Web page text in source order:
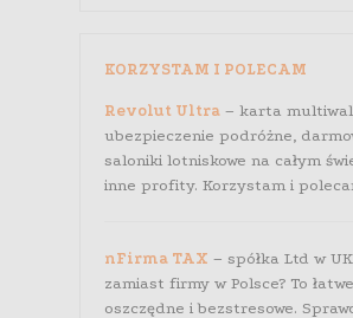
KORZYSTAM I POLECAM
Revolut Ultra– karta
ubezpieczenie podróżne,
saloniki lotniskowe na całym
inne profity. Korzystam i
nFirma TAX – spółka Ltd w UK
zamiast firmy w Polsce? To łatwe,
oszczędne i bezstresowe.